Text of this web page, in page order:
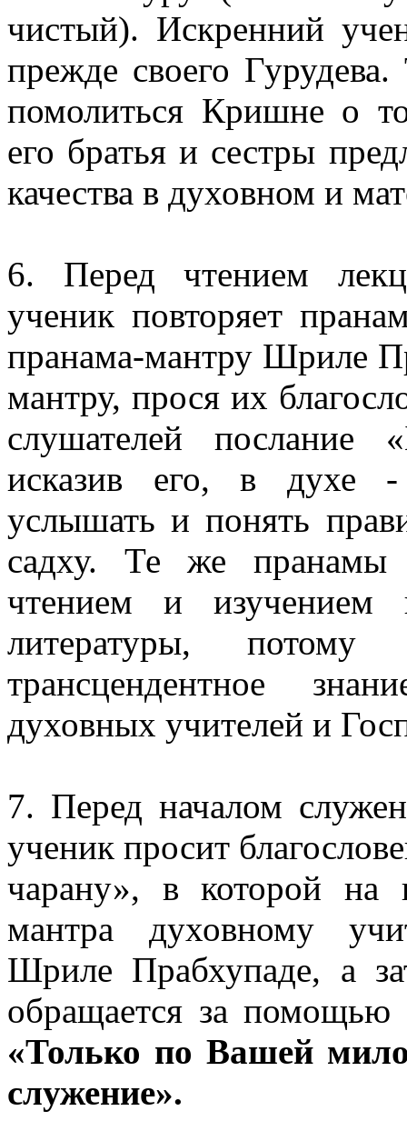
чистый). Искренний
прежде своего
помолиться Кришне о
его братья и сестры
качества в духовном и
6. Перед чтением
ученик повторяет
пранама-мантру Шриле
мантру, прося их
слушателей послание
исказив его, в духе -
услышать и понять
садху. Те же пранамы
чтением и изучением
литературы,
трансцендентное
духовных учителей и
7. Перед началом
ученик просит
чарану», в которой на
мантра духовному
Шриле Прабхупаде, а
обращается за
«Только по Вашей
служение».